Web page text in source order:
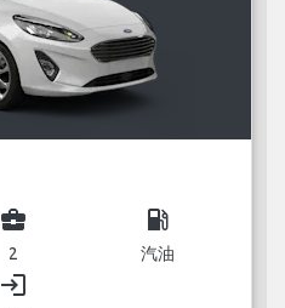
business_center
2
local_gas_station
汽油
login